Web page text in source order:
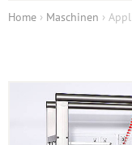
Home › Maschinen ›